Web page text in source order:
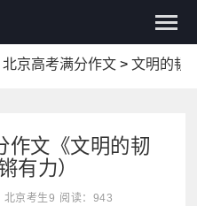
北京高考满分作文> 文明的韧
作文《文明的韧
有力）
北京考生9 阅读：943